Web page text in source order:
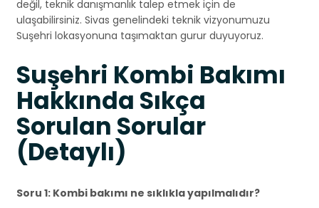
değil, teknik danışmanlık talep etmek için de
ulaşabilirsiniz. Sivas genelindeki teknik vizyonumuzu
Suşehri lokasyonuna taşımaktan gurur duyuyoruz.
Suşehri Kombi Bakımı
Hakkında Sıkça
Sorulan Sorular
(Detaylı)
Soru 1: Kombi bakımı ne sıklıkla yapılmalıdır?